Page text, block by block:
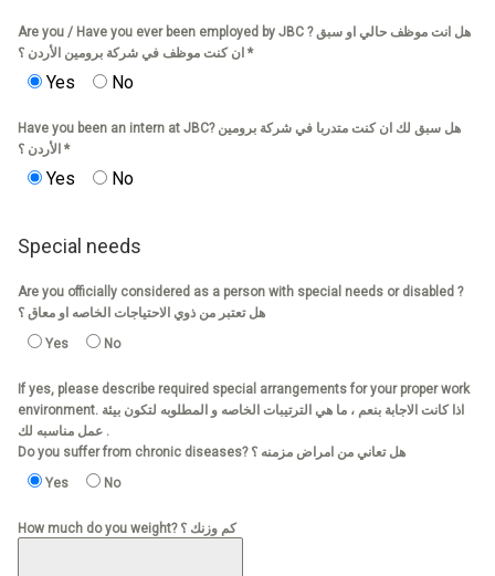
Are you / Have you ever been employed by JBC ? هل انت موظف حالي او سبق
ان كنت موظف في شركة برومين الأردن ؟ *
Yes No
Have you been an intern at JBC? هل سبق لك ان كنت متدربا في شركة برومين
الأردن ؟ *
Yes No
Special needs
Are you officially considered as a person with special needs or disabled ?
هل تعتبر من ذوي الاحتياجات الخاصه او معاق ؟
Yes
No
If yes, please describe required special arrangements for your proper work
environment. اذا كانت الاجابة بنعم ، ما هي الترتيبات الخاصه و المطلوبه لتكون بيئة
عمل مناسبه لك .
Do you suffer from chronic diseases? هل تعاني من امراض مزمنه ؟
Yes
No
How much do you weight? كم وزنك ؟